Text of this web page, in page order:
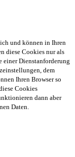
und können in Ihren
diese Cookies nur als
einer Dienstanforderung
dem
Ihren Browser so
Cookies
dann aber
Daten.